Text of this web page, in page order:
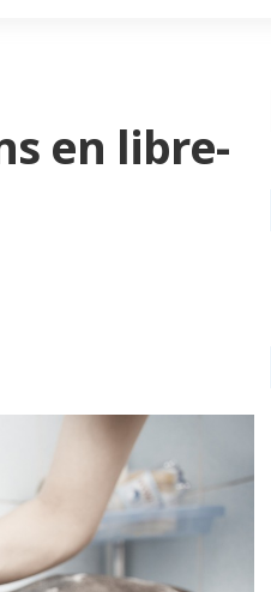
en libre-